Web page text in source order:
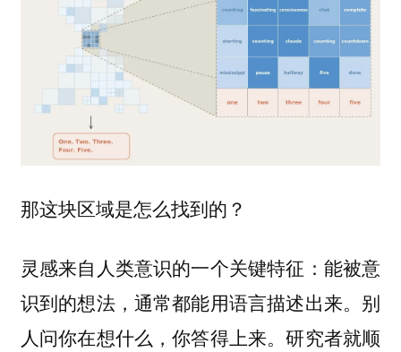
那这块区域是怎么找到的？
灵感来自人类意识的一个关键特征：能被意
识到的想法，通常都能用语言描述出来。别
人问你在想什么，你答得上来。研究者就顺